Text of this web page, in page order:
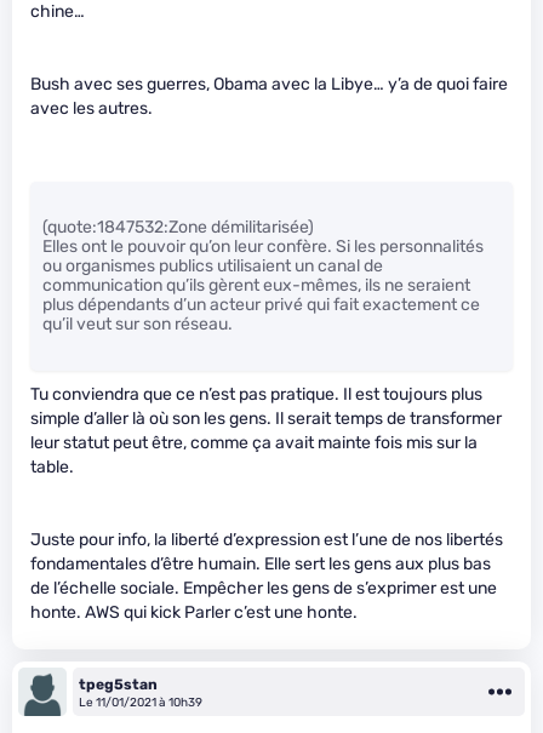
chine…
Bush avec ses guerres, Obama avec la Libye… y’a de quoi faire
avec les autres.
(quote:1847532:Zone démilitarisée)
Elles ont le pouvoir qu’on leur confère. Si les personnalités
ou organismes publics utilisaient un canal de
communication qu’ils gèrent eux-mêmes, ils ne seraient
plus dépendants d’un acteur privé qui fait exactement ce
qu’il veut sur son réseau.
Tu conviendra que ce n’est pas pratique. Il est toujours plus
simple d’aller là où son les gens. Il serait temps de transformer
leur statut peut être, comme ça avait mainte fois mis sur la
table.
Juste pour info, la liberté d’expression est l’une de nos libertés
fondamentales d’être humain. Elle sert les gens aux plus bas
de l’échelle sociale. Empêcher les gens de s’exprimer est une
honte. AWS qui kick Parler c’est une honte.
tpeg5stan
Le 11/01/2021 à 10h39